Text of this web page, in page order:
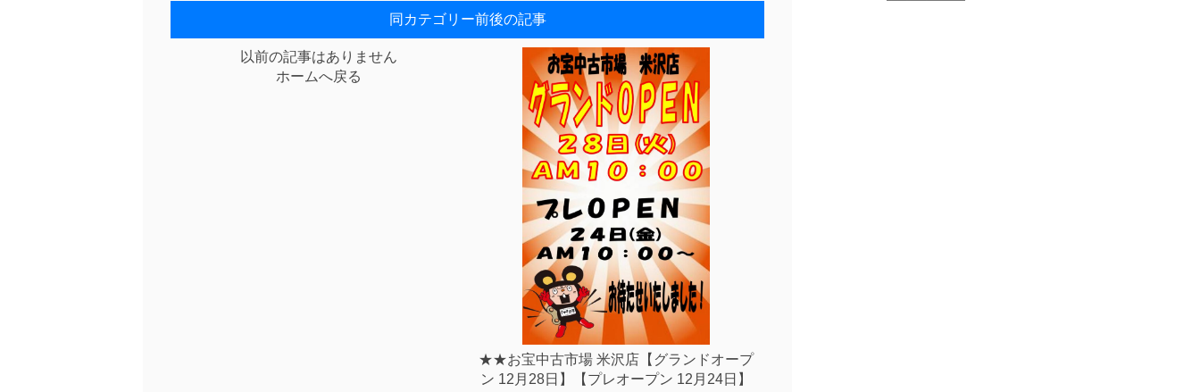
同カテゴリー前後の記事
以前の記事はありません
ホームへ戻る
★★お宝中古市場 米沢店【グランドオープ
ン 12月28日】【プレオープン 12月24日】